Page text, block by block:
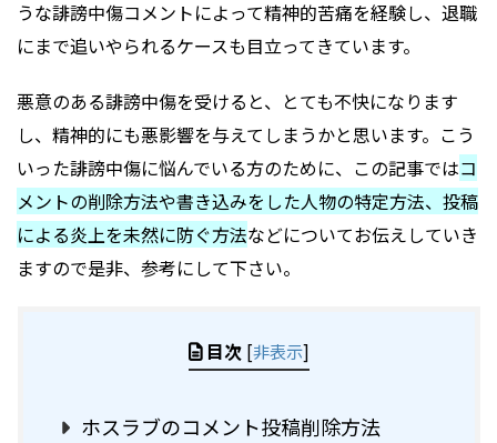
うな誹謗中傷コメントによって精神的苦痛を経験し、退職
にまで追いやられるケースも目立ってきています。
悪意のある誹謗中傷を受けると、とても不快になります
し、精神的にも悪影響を与えてしまうかと思います。こう
いった誹謗中傷に悩んでいる方のために、この記事ではコ
メントの削除方法や書き込みをした人物の特定方法、投稿
による炎上を未然に防ぐ方法などについてお伝えしていき
ますので是非、参考にして下さい。
目次 [非表示]
ホスラブのコメント投稿削除方法